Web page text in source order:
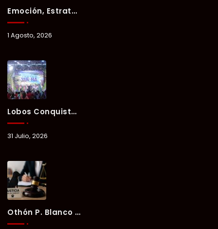
Emoción, Estrategia Y Trabajo En Equipo Marcan El Segundo Día Del Verano Xul-Há 2026.
1 Agosto, 2026
Lobos Conquista La Primera Competencia Del Verano Xul-Há 2026 En Una Noche Llena De Talento Y Energía.
31 Julio, 2026
Othón P. Blanco Refrenda Su Compromiso Contra El Maltrato Animal: Vinculan A Proceso A Presunto Responsable Tras Denuncia Del Ayuntamiento.